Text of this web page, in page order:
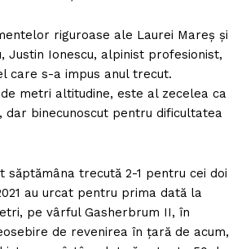
riguroase ale Laurei Mareș și
Justin Ionescu, alpinist profesionist,
care s-a impus anul trecut.
metri altitudine, este al zecelea ca
dar binecunoscut pentru dificultatea
săptămâna trecută 2-1 pentru cei doi
au urcat pentru prima dată la
pe vârful Gasherbrum II, în
de revenirea în țară de acum,